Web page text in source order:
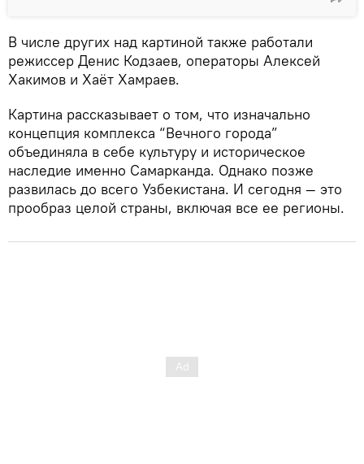
В числе других над картиной также работали
режиссер Денис Кодзаев, операторы Алексей
Хакимов и Хаёт Хамраев.
Картина рассказывает о том, что изначально
концепция комплекса “Вечного города”
объединяла в себе культуру и историческое
наследие именно Самарканда. Однако позже
развилась до всего Узбекистана. И сегодня — это
прообраз целой страны, включая все ее регионы.